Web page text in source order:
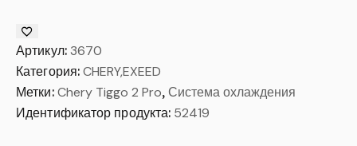
Артикул: 3670
Категория:CHERY,EXEED
Метки: Chery Tiggo 2 Pro, Система охлаждения
Идентификатор продукта: 52419